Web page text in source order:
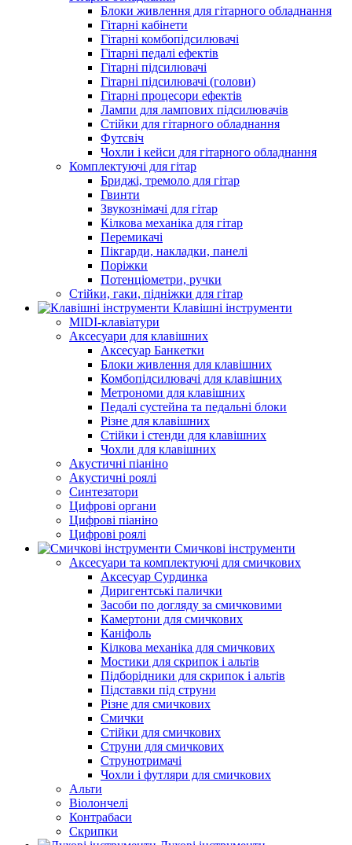
Блоки живлення для гітарного обладнання
Гітарні кабінети
Гітарні комбопідсилювачі
Гітарні педалі ефектів
Гітарні підсилювачі
Гітарні підсилювачі (голови)
Гітарні процесори ефектів
Лампи для лампових підсилювачів
Стійки для гітарного обладнання
Футсвіч
Чохли і кейси для гітарного обладнання
Комплектуючі для гітар
Бриджі, тремоло для гітар
Гвинти
Звукознімачі для гітар
Кілкова механіка для гітар
Перемикачі
Пікгарди, накладки, панелі
Поріжки
Потенціометри, ручки
Стійки, гаки, підніжки для гітар
Клавішні інструменти
MIDI-клавіатури
Аксесуари для клавішних
Аксесуар Банкетки
Блоки живлення для клавішних
Комбопідсилювачі для клавішних
Метрономи для клавішних
Педалі сустейна та педальні блоки
Різне для клавішних
Стійки і стенди для клавішних
Чохли для клавішних
Акустичні піаніно
Акустичні роялі
Синтезатори
Цифрові органи
Цифрові піаніно
Цифрові роялі
Смичкові інструменти
Аксесуари та комплектуючі для смичкових
Аксесуар Сурдинка
Диригентські палички
Засоби по догляду за смичковими
Камертони для смичкових
Каніфоль
Кілкова механіка для смичкових
Мостики для скрипок і альтів
Підборiдники для скрипок і альтів
Підставки під струни
Різне для смичкових
Смички
Стійки для смичкових
Струни для смичкових
Струнотримачі
Чохли і футляри для смичкових
Альти
Віолончелі
Контрабаси
Скрипки